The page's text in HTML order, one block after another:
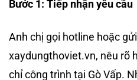
Bước 1: Tiếp nhận yêu cầu
Anh chị gọi hotline hoặc
xaydungthoviet.vn, nêu rõ
chỉ công trình tại Gò Vấp.